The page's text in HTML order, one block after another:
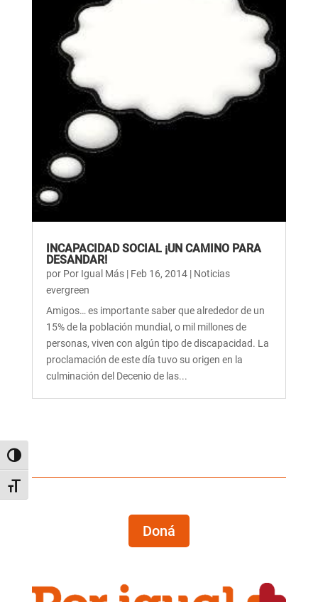
Alternar alto contraste
Alternar tamaño de letra
INCAPACIDAD SOCIAL ¡UN CAMINO PARA
DESANDAR!
por Por Igual Más| Feb 16, 2014| Noticias
evergreen
Amigos… es importante saber que alrededor de un
15% de la población mundial, o mil millones de
personas, viven con algún tipo de discapacidad. La
proclamación de este día tuvo su origen en la
culminación del Decenio de las...
Doná